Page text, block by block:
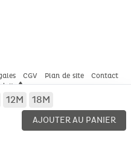
12M 18M
AJOUTER AU PANIER
CGV Plan de site
Contact
EN COURS